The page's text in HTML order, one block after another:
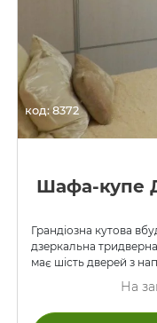
код: 8372
Шафа-купе
Грандіозна кутова
дзеркальна
має шість дверей з
Всі двері розбиті по
профілю. Колір ДСП –
На